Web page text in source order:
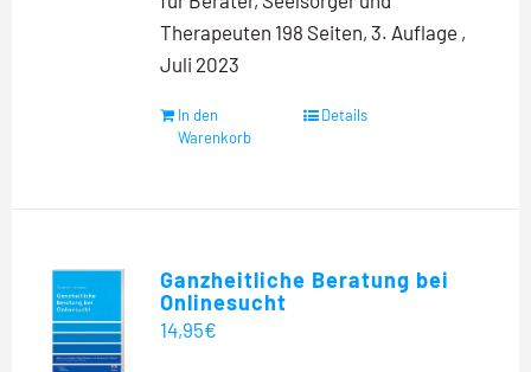
Therapeuten 198 Seiten, 3. Auflage ,
Juli 2023
In den
Warenkorb
Details
Ganzheitliche Beratung bei
Onlinesucht
14,95€